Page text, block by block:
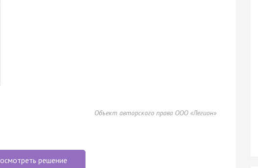
Объект авторского права ООО «Легион»
решение